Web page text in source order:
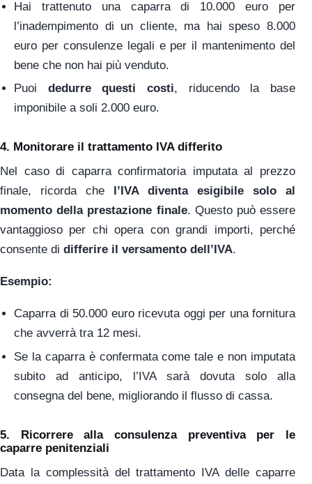
Hai trattenuto una caparra di 10.000 euro per
l’inadempimento di un cliente, ma hai speso 8.000
euro per consulenze legali e per il mantenimento del
bene che non hai più venduto.
Puoi dedurre questi costi, riducendo la base
imponibile a soli 2.000 euro.
4. Monitorare il trattamento IVA differito
Nel caso di caparra confirmatoria imputata al prezzo
finale, ricorda che
l’IVA diventa esigibile solo al
momento della prestazione finale. Questo può essere
vantaggioso per chi opera con grandi importi, perché
consente di differire il versamento dell’IVA.
Esempio:
Caparra di 50.000 euro ricevuta oggi per una fornitura
che avverrà tra 12 mesi.
Se la caparra è confermata come tale e non imputata
subito ad anticipo, l’IVA sarà dovuta solo alla
consegna del bene, migliorando il flusso di cassa.
5. Ricorrere alla consulenza preventiva per le
caparre penitenziali
Data la complessità del trattamento IVA delle caparre